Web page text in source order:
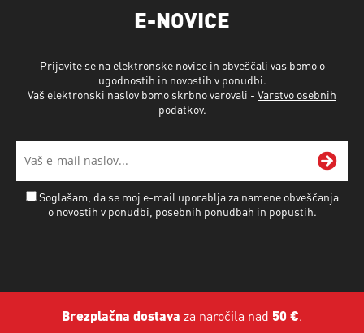
E-NOVICE
Prijavite se na elektronske novice in obveščali vas bomo o
ugodnostih in novostih v ponudbi.
Vaš elektronski naslov bomo skrbno varovali - Varstvo osebnih
podatkov.
Soglašam, da se moj e-mail uporablja za namene obveščanja
o novostih v ponudbi, posebnih ponudbah in popustih.
Brezplačna dostava za naročila nad 50 €.